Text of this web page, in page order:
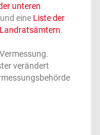
unteren
und eine Liste der
.
verändert